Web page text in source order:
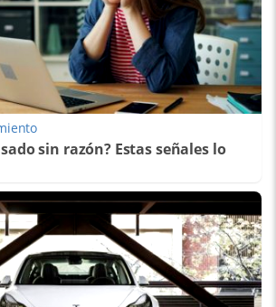
sin razón? Estas señales lo